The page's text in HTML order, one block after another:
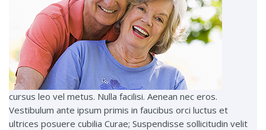
cursus leo vel metus. Nulla facilisi. Aenean nec eros.
Vestibulum ante ipsum primis in faucibus orci luctus et
ultrices posuere cubilia Curae; Suspendisse sollicitudin velit